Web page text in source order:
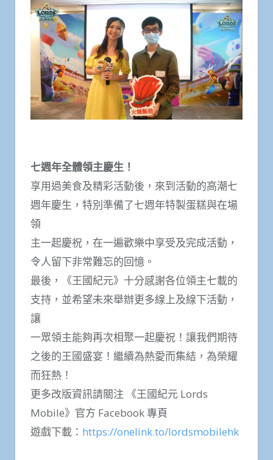
七週年全體領主慶生！
享用過美食及精彩活動後，來到活動的高潮七
週年慶生，特別準備了七週年特製蛋糕與在場
領
主一起慶祝，在一遍歡樂中享受及完成活動，
令人留下非常難忘的回憶。
最後，《王國紀元》十分感謝各位領主七載的
支持，並希望未來舉辦更多線上及線下活動，
讓
一眾領主能夠再次相聚一起慶祝！讓我們期待
之後的王國盛宴！繼續為熱愛而集結，為榮耀
而狂熱！
更多改版資訊請關注 《王國紀元 Lords
Mobile》官方 Facebook 專頁
遊戲下載： https://onelink.to/lordsmobilehk